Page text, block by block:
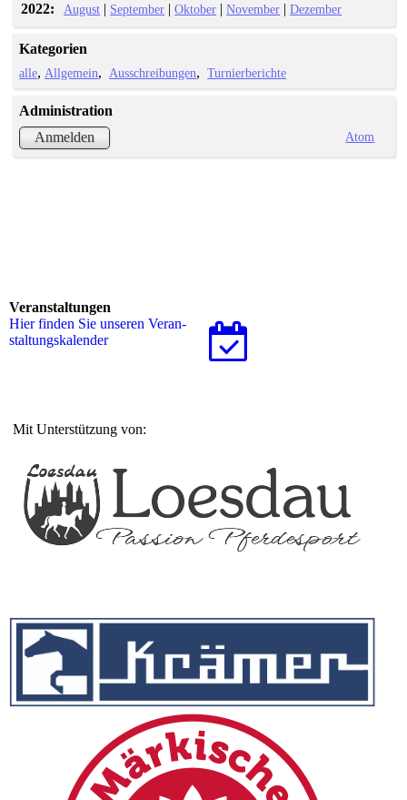
2022: August | September |Oktober |November |Dezember
Kategorien
alle Allgemein Ausschreibungen Turnierberichte
Administration
Anmelden
Atom
Veranstaltungen
Hier finden Sie unseren Ver­an­
stal­tungs­ka­len­der
Mit Unterstützung von: